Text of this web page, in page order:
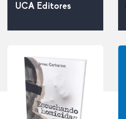
UCA Editores